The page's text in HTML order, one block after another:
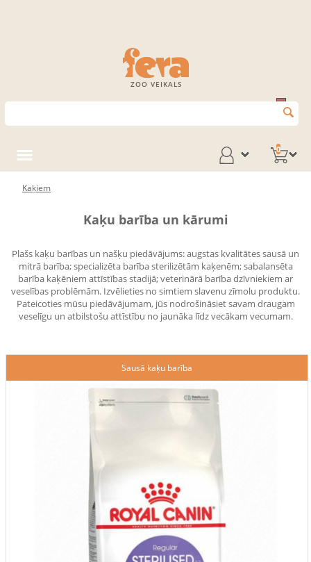
ZOO VEIKALS
0
Kaķiem
Kaķu barība un kārumi
Plašs kaķu barības un našķu piedāvājums: augstas kvalitātes sausā un
mitrā barība; specializēta barība sterilizētām kaķenēm; sabalansēta
barība kaķēniem attīstības stadijā; veterinārā barība dzīvniekiem ar
veselības problēmām. Izvēlieties no simtiem slavenu zīmolu produktu.
Pateicoties mūsu piedāvājumam, jūs nodrošināsiet savam draugam
veselīgu un atbilstošu attīstību no jaunāka līdz vecākam vecumam.
Sausā kaķu barība